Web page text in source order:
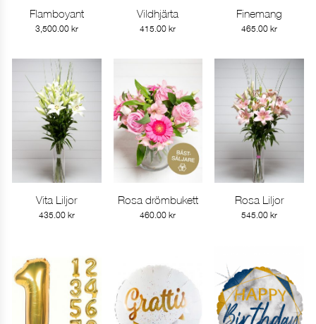
Gå till produkt
Flamboyant
3,500.00 kr
Gå till produkt
Vildhjärta
415.00kr
Gå till produkt
Finemang
465.00kr
Gå till produkt
Vita Liljor
435.00 kr
Gå till produkt
Rosa drömbukett
460.00kr
Gå till produkt
Rosa Liljor
545.00kr